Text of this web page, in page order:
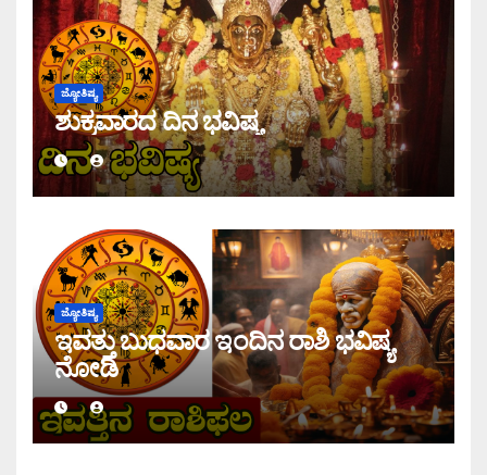
ಜ್ಯೋತಿಷ್ಯ
ಶುಕ್ರವಾರದ ದಿನ ಭವಿಷ್ಯ
ಜ್ಯೋತಿಷ್ಯ
ಇವತ್ತು ಬುಧವಾರ ಇಂದಿನ ರಾಶಿ ಭವಿಷ್ಯ
ನೋಡಿ